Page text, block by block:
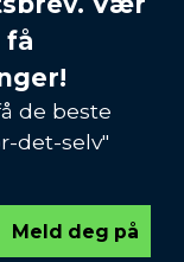
få
de beste
det-selv"
Meld deg på